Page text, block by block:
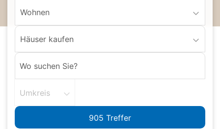
Wohnen
Häuser kaufen
Umkreis